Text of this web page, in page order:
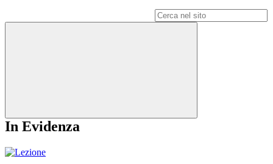
In Evidenza